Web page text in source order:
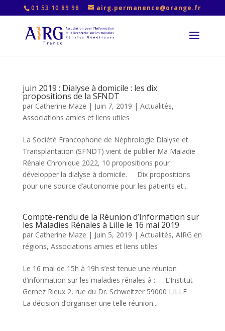
01 53 10 89 98 airg.permanence@orange.fr
juin 2019 : Dialyse à domicile : les dix
propositions de la SFNDT
par Catherine Maze | Juin 7, 2019 | Actualités,
Associations amies et liens utiles
La Société Francophone de Néphrologie Dialyse et
Transplantation (SFNDT) vient de publier Ma Maladie
Rénale Chronique 2022, 10 propositions pour
développer la dialyse à domicile. Dix propositions
pour une source d’autonomie pour les patients et...
Compte-rendu de la Réunion d’Information sur
les Maladies Rénales à Lille le 16 mai 2019
par Catherine Maze | Juin 5, 2019 | Actualités, AIRG en
régions, Associations amies et liens utiles
Le 16 mai de 15h à 19h s’est tenue une réunion
d’information sur les maladies rénales à : L’Institut
Gernez Rieux 2, rue du Dr. Schweitzer 59000 LILLE
La décision d’organiser une telle réunion...